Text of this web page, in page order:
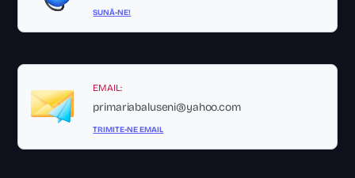
SUNĂ-NE!
EMAIL:
primariabaluseni@yahoo.com
TRIMITE-NE EMAIL